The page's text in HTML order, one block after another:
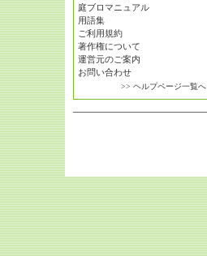
庭ブロマニュアル
用語集
ご利用規約
著作権について
運営元のご案内
お問い合わせ
>> ヘルプページ一覧へ